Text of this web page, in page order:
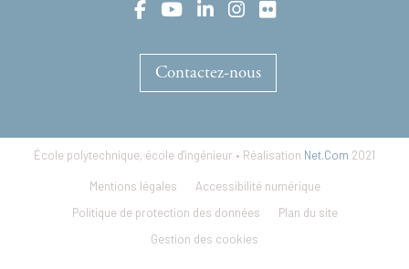
Contactez-nous
École polytechnique, école d'ingénieur • Réalisation Net.Com 2021
Footer
menu
Mentions légales
Accessibilité numérique
Politique de protection des données
Plan du site
Gestion des cookies